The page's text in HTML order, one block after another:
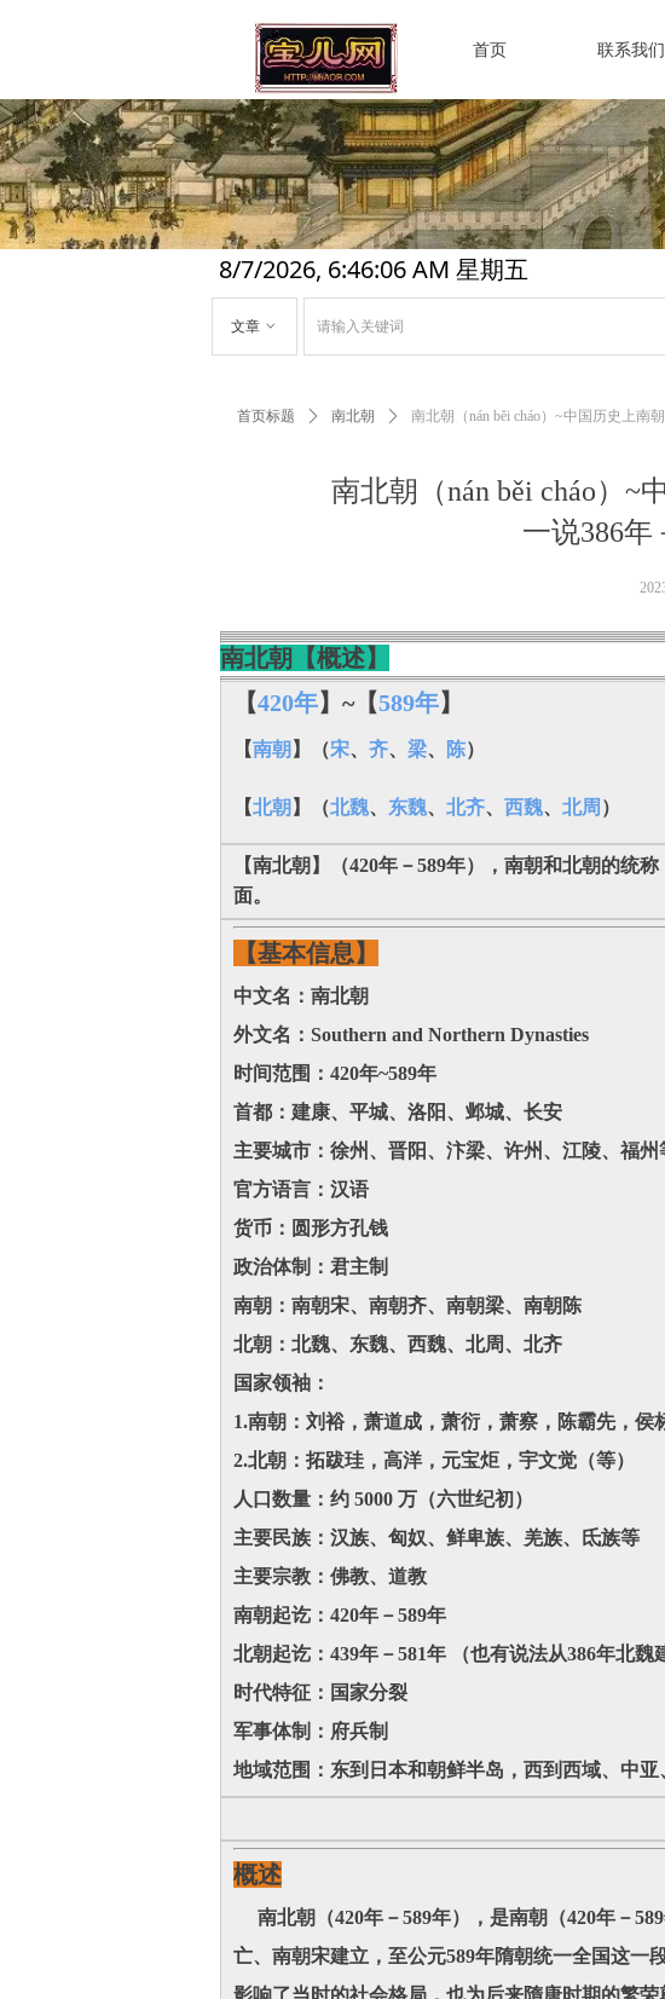
首页 联系我们
8/7/2026, 6:46:07 AM 星期五
文章 ꀁ
南北朝【概述】
【420年】~【589年】
【南朝 】（宋、 齐、 梁、 陈）
【北朝 】（北魏、 东魏、 北齐、 西魏、 北周 ）
【南北朝】（420年－589年），南朝和北朝的统
面。
【基本信息】
中文名：南北朝
外文名：Southern and Northern Dynasties
时间范围：420年~589年
首都：建康、平城、洛阳、邺城、长安
主要城市：徐州、晋阳、汴梁、许州、江陵、福州
官方语言：汉语
货币：圆形方孔钱
政治体制：君主制
南朝：南朝宋、南朝齐、南朝梁、南朝陈
北朝：北魏、东魏、西魏、北周、北齐
国家领袖：
1.南朝：刘裕，萧道成，萧衍，萧察，陈霸先，侯
2.北朝：拓跋珪，高洋，元宝炬，宇文觉（等）
人口数量：约 5000 万（六世纪初）
主要民族：汉族、匈奴、鲜卑族、羌族、氐族等
主要宗教：佛教、道教
南朝起讫：420年－589年
北朝起讫：439年－581年 （也有说法从386年北魏
时代特征：国家分裂
军事体制：府兵制
地域范围：东到日本和朝鲜半岛，西到西域、中
概述
南北朝（420年－589年），是南朝（420年－
亡、南朝宋建立，至公元589年隋朝统一全国这一
影响了当时的社会格局，也为后来隋唐时期的繁荣
南北朝（nán běi cháo）~
一说386年
首页标题 ꄲ 南北朝 ꄲ 南北朝（nán běi cháo）~中国历史上南